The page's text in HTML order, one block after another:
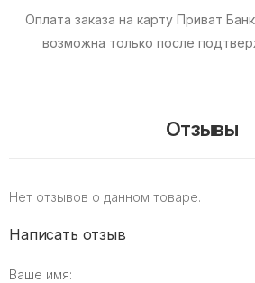
Оплата заказа на карту Приват
возможна только после
Отзывы
Нет отзывов о данном товаре.
Написать отзыв
Ваше имя: